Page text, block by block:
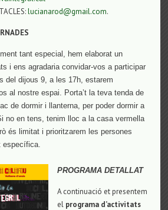
lucianarod@gmail.com.
tant especial, hem elaborat un
i ens agradaria convidar-vos a participar
del dijous 9, a les 17h, estarem
al nostre espai. Porta’t la teva tenda de
de dormir i llanterna, per poder dormir a
no en tens, tenim lloc a la casa vermella
és limitat i prioritzarem les persones
específica.
PROGRAMA DETALLAT
A continuació et presentem
el programa d’activitats